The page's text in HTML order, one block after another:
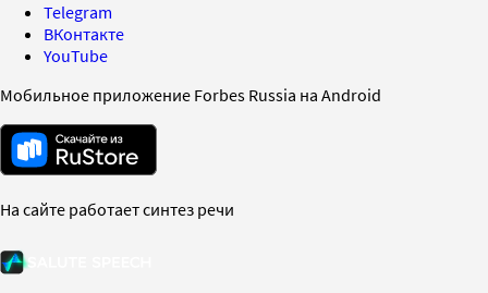
Telegram
ВКонтакте
YouTube
Мобильное приложение Forbes Russia на Android
На сайте работает синтез речи